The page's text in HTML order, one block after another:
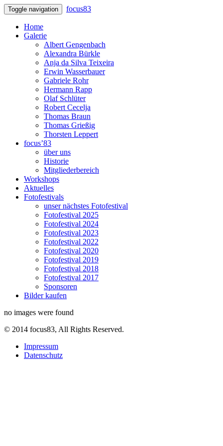
Toggle navigation focus83
Home
Galerie
Albert Gengenbach
Alexandra Bürkle
Anja da Silva Teixeira
Erwin Wasserbauer
Gabriele Rohr
Hermann Rapp
Olaf Schlüter
Robert Cecelja
Thomas Braun
Thomas Grießig
Thorsten Leppert
focus’83
über uns
Historie
Mitgliederbereich
Workshops
Aktuelles
Fotofestivals
unser nächstes Fotofestival
Fotofestival 2025
Fotofestival 2024
Fotofestival 2023
Fotofestival 2022
Fotofestival 2020
Fotofestival 2019
Fotofestival 2018
Fotofestival 2017
Sponsoren
Bilder kaufen
no images were found
© 2014 focus83, All Rights Reserved.
Impressum
Datenschutz